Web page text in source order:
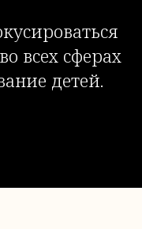
всех сферах
детей.